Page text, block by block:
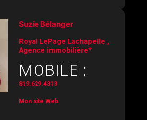
Suzie Bélanger
Royal LePage Lachapelle ,
Agence immobilière*
MOBILE :
819.629.4313
Mon site Web